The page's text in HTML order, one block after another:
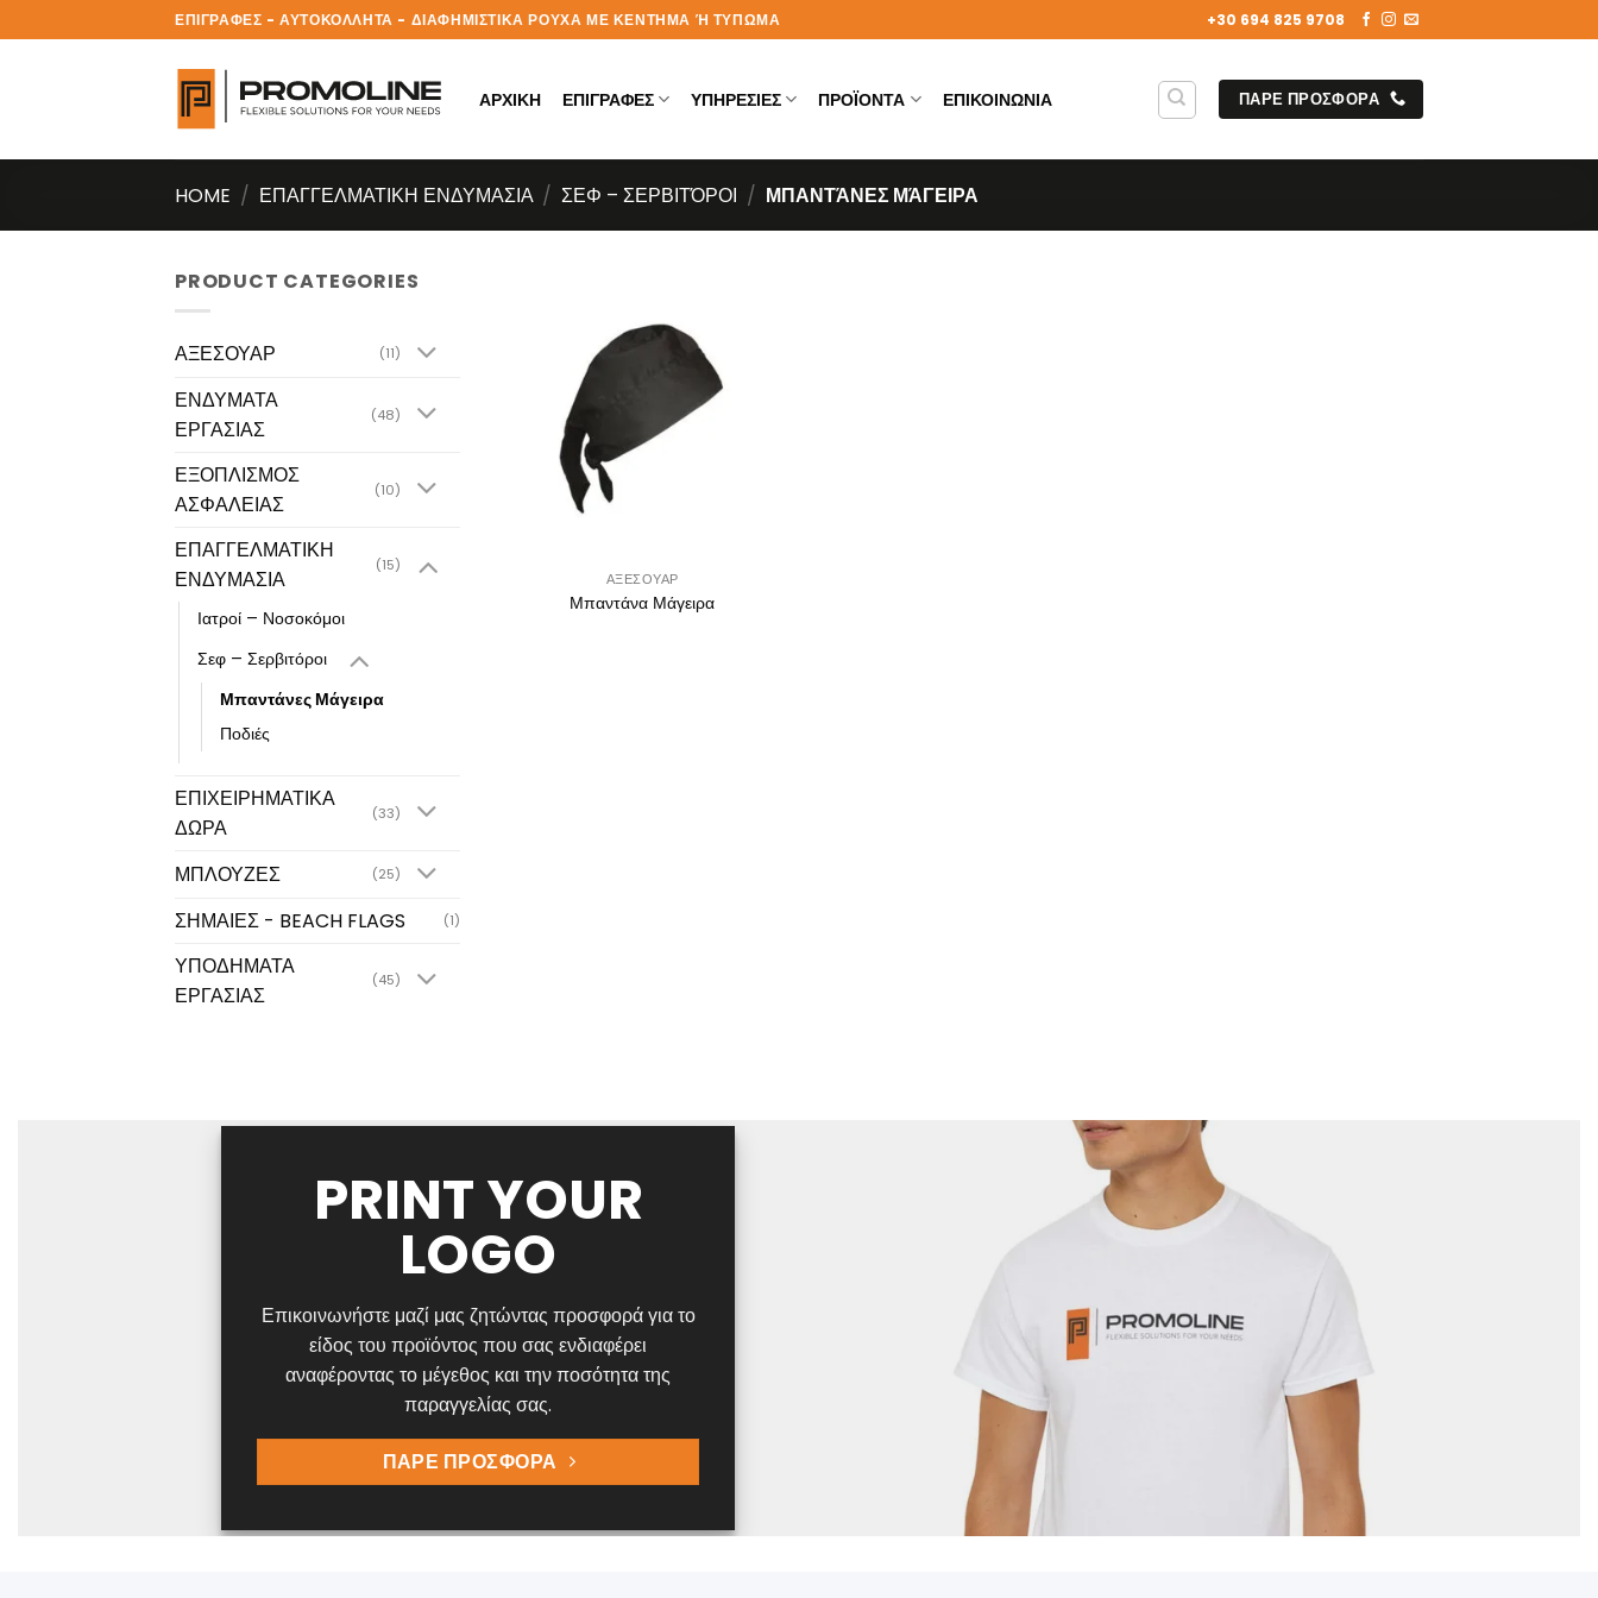
to
ΕΠΙΓΡΑΦΕΣ - ΑΥΤΟΚΟΛΛΗΤΑ - ΔΙΑΦΗΜΙΣΤΙΚΑ ΡΟΥΧΑ ΜΕ ΚΕΝΤΗΜΑ Ή ΤΥΠΩΜΑ +30 694 825 9708
ΑΡΧΙΚΗ ΕΠΙΓΡΑΦΕΣ ΥΠΗΡΕΣΙΕΣ ΠΡΟΪΟΝΤΑ ΕΠΙΚΟΙΝΩΝΙΑ ΠΑΡΕ ΠΡΟΣΦΟΡΑ
HOME / ΕΠΑΓΓΕΛΜΑΤΙΚΗ ΕΝΔΥΜΑΣΙΑ / ΣΕΦ – ΣΕΡΒΙΤΌΡΟΙ / ΜΠΑΝΤΆΝΕΣ ΜΆΓΕΙΡΑ
PRODUCT CATEGORIES
ΑΞΕΣΟΥΑΡ (11)
ΕΝΔΥΜΑΤΑ
ΕΡΓΑΣΙΑΣ
(48)
ΕΞΟΠΛΙΣΜΟΣ
ΑΣΦΑΛΕΙΑΣ
(10)
ΕΠΑΓΓΕΛΜΑΤΙΚΗ
ΕΝΔΥΜΑΣΙΑ
(15)
Ιατροί – Νοσοκόμοι
Σεφ – Σερβιτόροι
Μπαντάνες Μάγειρα
Ποδιές
ΕΠΙΧΕΙΡΗΜΑΤΙΚΑ
ΔΩΡΑ
(33)
ΜΠΛΟΥΖΕΣ (25)
ΣΗΜΑΙΕΣ - BEACH FLAGS (1)
ΥΠΟΔΗΜΑΤΑ
ΕΡΓΑΣΙΑΣ
(45)
ΑΞΕΣΟΥΑΡ
Μπαντάνα Μάγειρα
PRINT YOUR
LOGO
Επικοινωνήστε μαζί μας ζητώντας προσφορά για το
είδος του προϊόντος που σας ενδιαφέρει
αναφέροντας το μέγεθος και την ποσότητα της
παραγγελίας σας.
ΠΑΡΕ ΠΡΟΣΦΟΡΑ